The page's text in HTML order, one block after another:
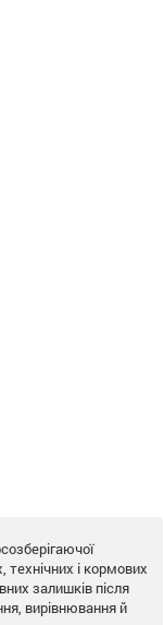
технічних і кормових
залишків після
вирівнювання й